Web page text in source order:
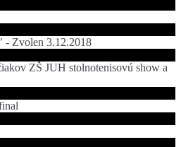
- Zvolen 3.12.2018
ZŠ JUH stolnotenisovú show a